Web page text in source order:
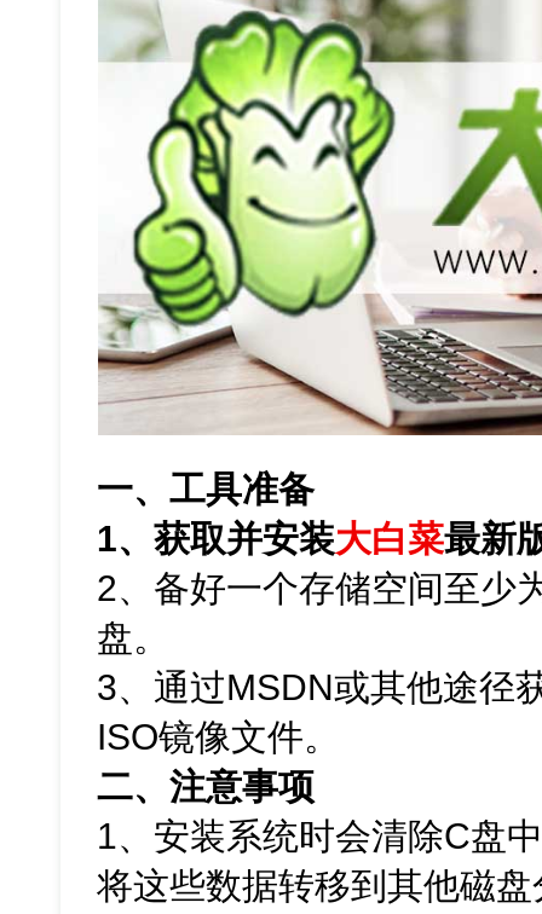
一、工具准备
1、获取并安装大白菜最新
2、备好一个存储空间至少
盘。
3、通过MSDN或其他途径
ISO镜像文件。
二、注意事项
1、安装系统时会清除C盘
将这些数据转移到其他磁